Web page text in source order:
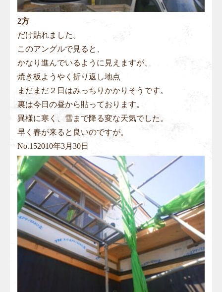
2方
だけ貼れました。
このアングルで見ると、
かなり進んでいるように見えますが、
焼き板ようやく折り返し地点
まだまだ２日はみっちりかかりそうです。
裏は今日の昼から貼っております。
異様に寒く、雪まで降る変な天気でした。
早く春が来ると良いのですが。
No.152010年3月30日